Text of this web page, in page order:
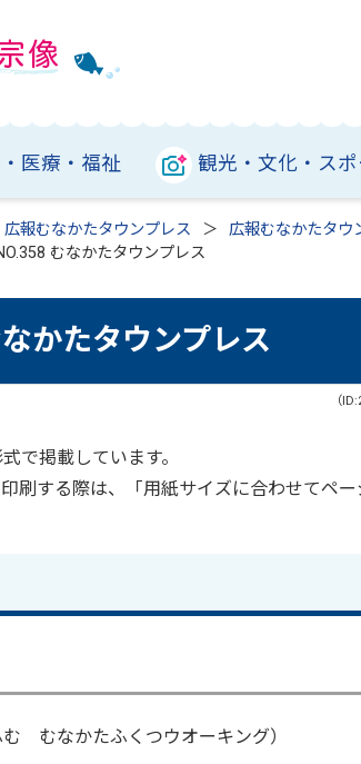
医療・福祉 観光・文化・ス
広報むなかたタウンプレス
広報むなかたタウ
むなかたタウンプレス
かたタウンプレス
（
で掲載しています。
刷する際は、「用紙サイズに合わせてペー
むなかたふくつウオーキング）